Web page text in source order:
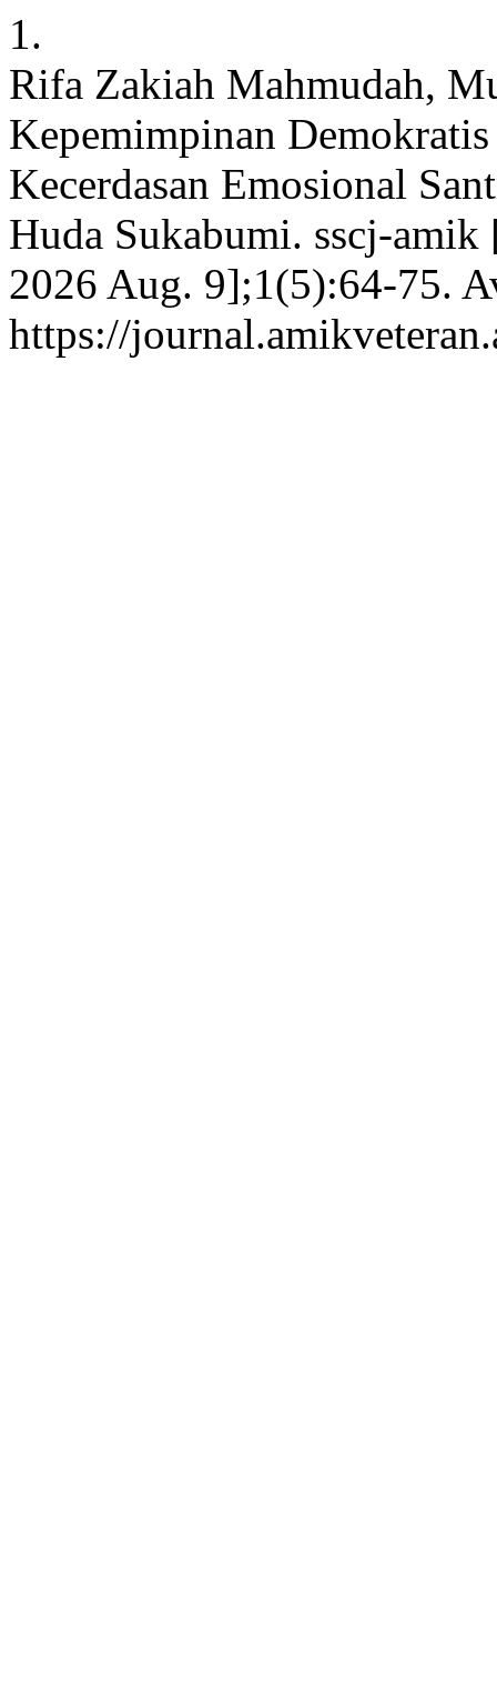
1.
Rifa Zakiah Mahmudah,
Kepemimpinan
Kecerdasan Emosional
Huda Sukabumi. sscj-
2026 Aug. 9];1(5):64-75.
https://